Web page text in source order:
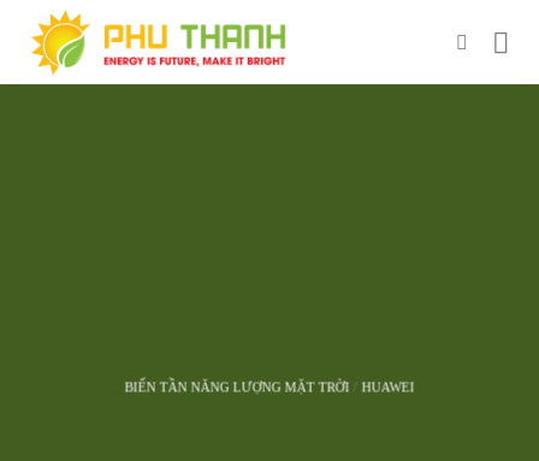
Chuyển
BIẾN TẦN NĂNG LƯỢNG MẶT TRỜI / HUAWEI